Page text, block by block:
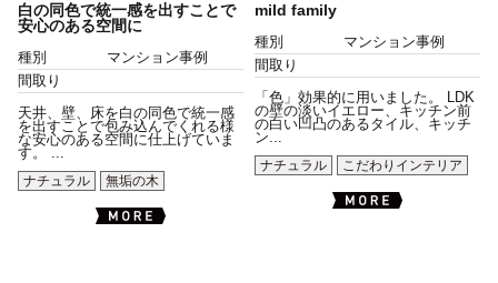
白の同色で統一感を出すことで
安心のある空間に
種別
マンション事例
間取り
天井、壁、床を白の同色で統一感
を出すことで包み込んでくれる様
な安心のある空間に仕上げていま
す。 ...
ナチュラル
無垢の木
mild family
種別
マンション事例
間取り
「色」効果的に用いました。 LDK
の壁の淡いイエロー、キッチン前
の白い凹凸のあるタイル、キッチ
ン...
ナチュラル
こだわりインテリア